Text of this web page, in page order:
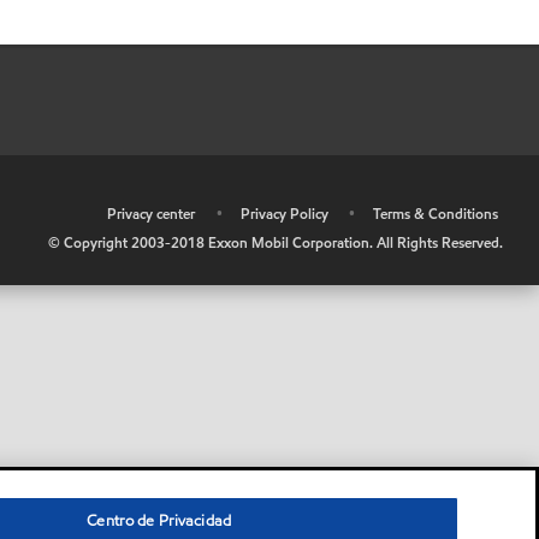
Privacy center • Privacy Policy •
Terms & Conditions
© Copyright 2003-2018 Exxon Mobil Corporation. All Rights Reserved.
Centro de Privacidad